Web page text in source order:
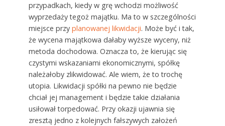
przypadkach, kiedy w grę wchodzi możliwość
wyprzedaży tegoż majątku. Ma to w szczególności
miejsce przy planowanej likwidacji. Może być i tak,
że wycena majątkowa dałaby wyższe wyceny, niż
metoda dochodowa. Oznacza to, że kierując się
czystymi wskazaniami ekonomicznymi, spółkę
należałoby zlikwidować. Ale wiem, że to trochę
utopia. Likwidacji spółki na pewno nie będzie
chciał jej management i będzie takie działania
usiłował torpedować. Przy okazji ujawnia się
zresztą jedno z kolejnych fałszywych założeń